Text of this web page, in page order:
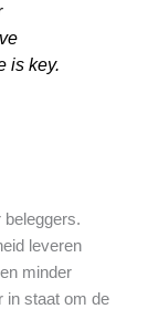
is key.
beleggers.
leveren
minder
in staat om de